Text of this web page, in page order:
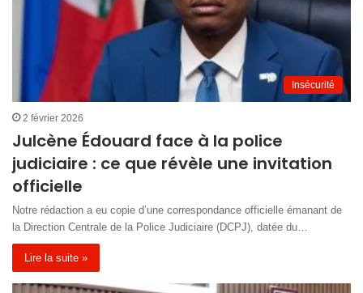
Insécurité
2 février 2026
Julcène Édouard face à la police
judiciaire : ce que révèle une invitation
officielle
Notre rédaction a eu copie d’une correspondance officielle émanant de
la Direction Centrale de la Police Judiciaire (DCPJ), datée du…
Lire la suite »